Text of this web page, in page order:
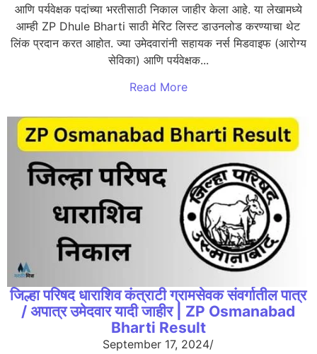
आणि पर्यवेक्षक पदांच्या भरतीसाठी निकाल जाहीर केला आहे. या लेखामध्ये
आम्ही ZP Dhule Bharti साठी मेरिट लिस्ट डाउनलोड करण्याचा थेट
लिंक प्रदान करत आहोत. ज्या उमेदवारांनी सहायक नर्स मिडवाइफ (आरोग्य
सेविका) आणि पर्यवेक्षक...
Read More
जिल्हा परिषद धाराशिव कंत्राटी ग्रामसेवक संवर्गातील पात्र
/ अपात्र उमेदवार यादी जाहीर | ZP Osmanabad
Bharti Result
September 17, 2024/